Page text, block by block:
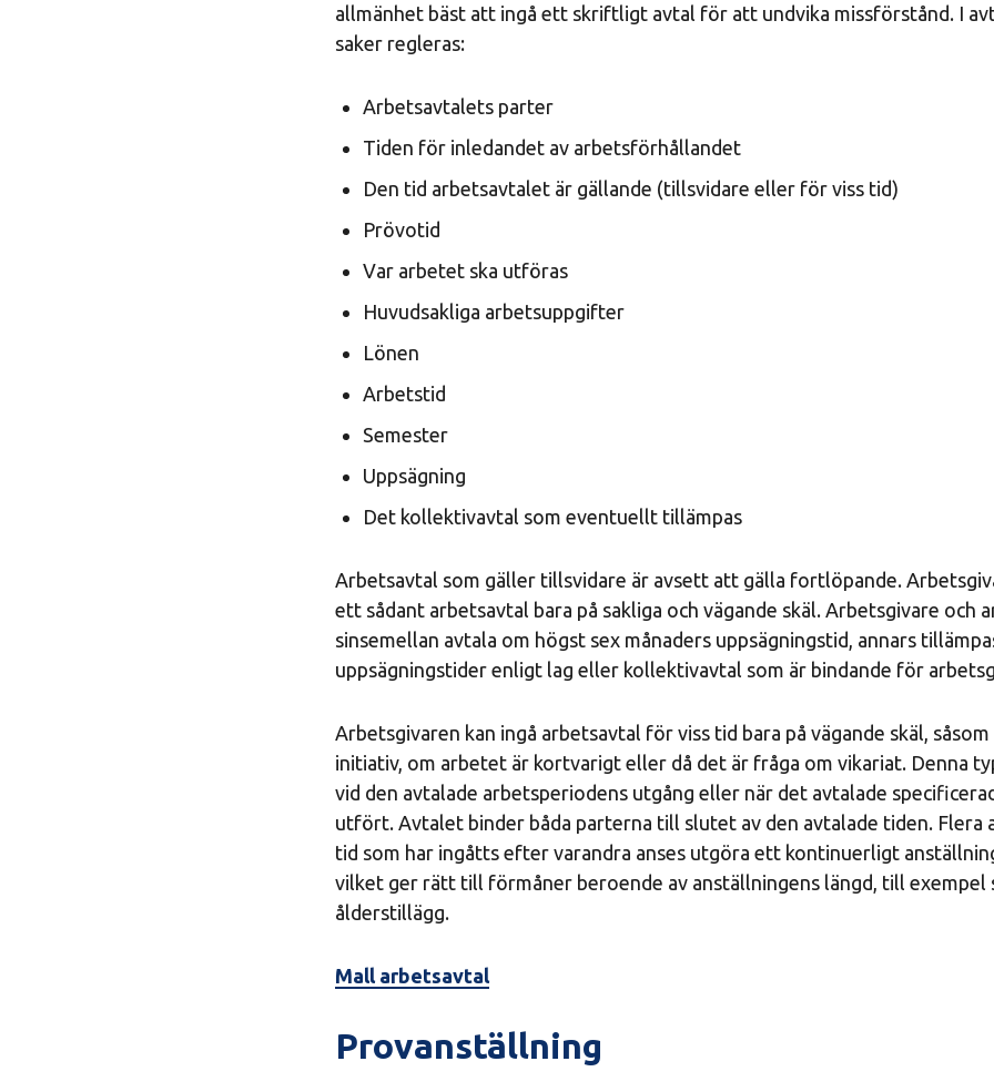
allmänhet bäst att ingå ett skriftligt avtal för att undvika missförstånd. I
saker regleras:
Arbetsavtalets parter
Tiden för inledandet av arbetsförhållandet
Den tid arbetsavtalet är gällande (tillsvidare eller för viss tid)
Prövotid
Var arbetet ska utföras
Huvudsakliga arbetsuppgifter
Lönen
Arbetstid
Semester
Uppsägning
Det kollektivavtal som eventuellt tillämpas
Arbetsavtal som gäller tillsvidare är avsett att gälla fortlöpande.
ett sådant arbetsavtal bara på sakliga och vägande skäl. Arbetsgivare och
sinsemellan avtala om högst sex månaders uppsägningstid, annars
uppsägningstider enligt lag eller kollektivavtal som är bindande för
Arbetsgivaren kan ingå arbetsavtal för viss tid bara på vägande skäl,
initiativ, om arbetet är kortvarigt eller då det är fråga om vikariat. Denna
vid den avtalade arbetsperiodens utgång eller när det avtalade
utfört. Avtalet binder båda parterna till slutet av den avtalade tiden. Flera
tid som har ingåtts efter varandra anses utgöra ett kontinuerligt
vilket ger rätt till förmåner beroende av anställningens längd, till exempel
ålderstillägg.
Mall arbetsavtal
Provanställning